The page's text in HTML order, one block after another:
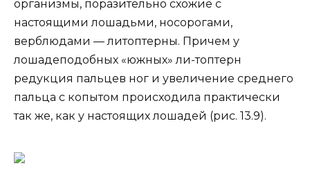
организмы, поразительно схожие с
настоящими лошадьми, носорогами,
верблюдами — литоптерны. Причем у
лошадеподобных «южных» ли-топтерн
редукция пальцев ног и увеличение среднего
пальца с копытом происходила практически
так же, как у настоящих лошадей (рис. 13.9).